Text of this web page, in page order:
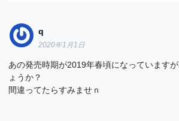
q
2020年1月1日
あの発売時期が2019年春頃になっています
ょうか？
間違ってたらすみませｎ